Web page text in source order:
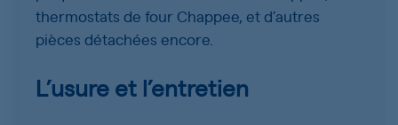
thermostats de four Chappee, et d’autres
pièces détachées encore.
L’usure et l’entretien